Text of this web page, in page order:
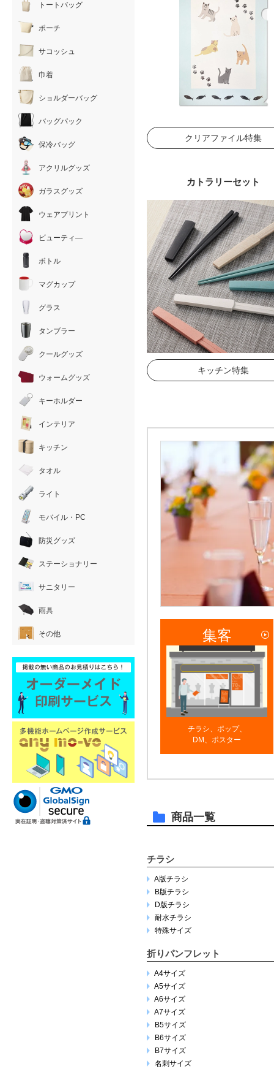
クリアファイル特集
カトラリーセット
キッチン特集
集客
チラシ、ポップ、
DM、ポスター
商品一覧
チラシ
A版チラシ
B版チラシ
D版チラシ
耐水チラシ
特殊サイズ
折りパンフレット
A4サイズ
A5サイズ
A6サイズ
A7サイズ
B5サイズ
B6サイズ
B7サイズ
名刺サイズ
トートバッグ
ポーチ
サコッシュ
巾着
ショルダーバッグ
バッグパック
保冷バッグ
アクリルグッズ
ガラスグッズ
ウェアプリント
ビューティ―
ボトル
マグカップ
グラス
タンブラー
クールグッズ
ウォームグッズ
キーホルダー
インテリア
キッチン
タオル
ライト
モバイル・PC
防災グッズ
ステーショナリー
サニタリー
雨具
その他